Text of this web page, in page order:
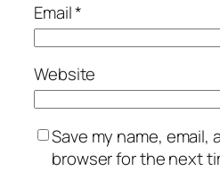
Email*
Website
Save my name,
browser for the next